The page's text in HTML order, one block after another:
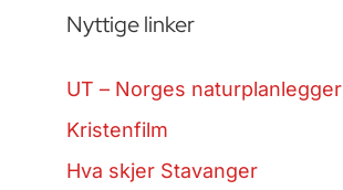
Nyttige linker
UT – Norges naturplanlegger
Kristenfilm
Hva skjer Stavanger